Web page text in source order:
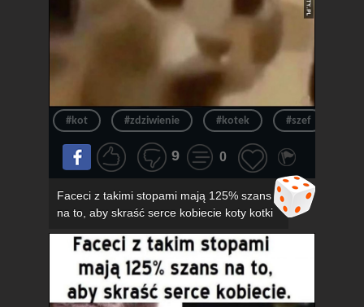
#kot #zdziwienie #kotek #szef
9 0
Faceci z takimi stopami mają 125% szans
na to, aby skraść serce kobiecie koty kotki